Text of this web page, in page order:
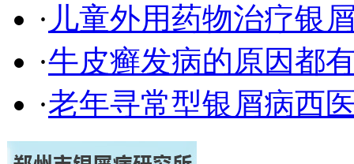
· 儿童外用药物治疗银
·牛皮癣发病的原因都
·老年寻常型银屑病西